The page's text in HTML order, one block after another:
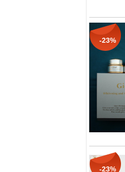
-23%
-23%